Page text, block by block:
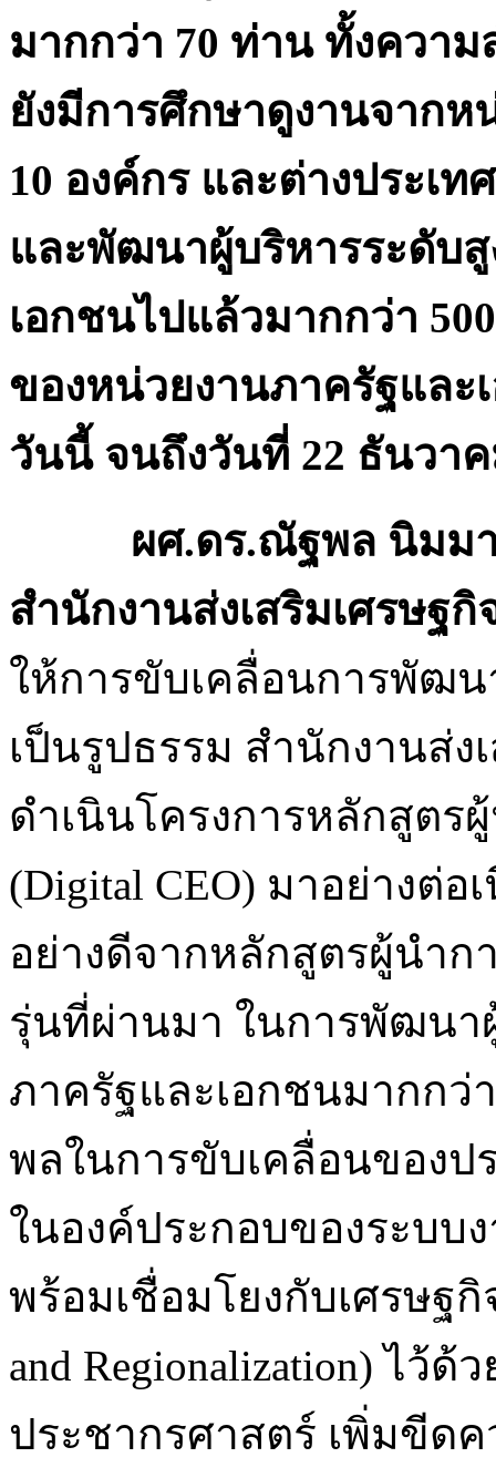
มากกว่า 70 ท่าน ทั้งควา
ยังมีการศึกษาดูงานจากห
10 องค์กร และต่างประเ
และพัฒนาผู้บริหารระดับ
เอกชนไปแล้วมากกว่า
ของหน่วยงานภาครัฐและ
วันนี้ จนถึงวันที่ 22 ธันวาค
ผศ.ดร.ณัฐพล นิมมาน
สำนักงานส่งเสริมเศรษฐ
ให้การขับเคลื่อนการพัฒน
เป็นรูปธรรม สำนักงานส่ง
ดำเนินโครงการหลักสูตร
(Digital CEO) มาอย่างต่อ
อย่างดีจากหลักสูตรผู้นำก
รุ่นที่ผ่านมา ในการพัฒนา
ภาครัฐและเอกชนมากกว่
พลในการขับเคลื่อนของป
ในองค์ประกอบของระบบ
พร้อมเชื่อมโยงกับเศรษฐ
and Regionalization) ไว้
ประชากรศาสตร์ เพิ่มขีด